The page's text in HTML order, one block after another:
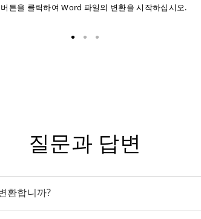
튼을 클릭하여 Word 파일의 변환을 시작하십시오.
질문과 답변
환합니까?